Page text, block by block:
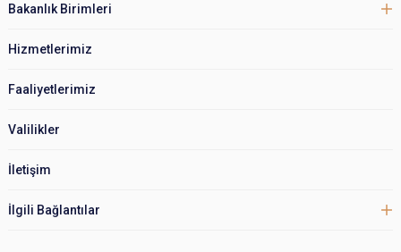
Bakanlık Birimleri
Hizmetlerimiz
Faaliyetlerimiz
Valilikler
İletişim
İlgili Bağlantılar